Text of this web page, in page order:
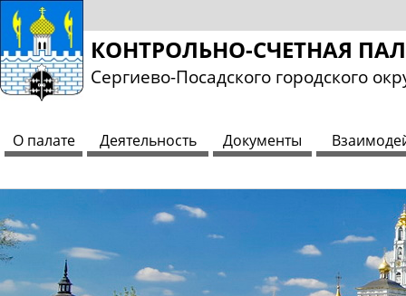
КОНТРОЛЬНО-СЧЕТНАЯ
Сергиево-Посадского городского
О палате Деятельность Документы